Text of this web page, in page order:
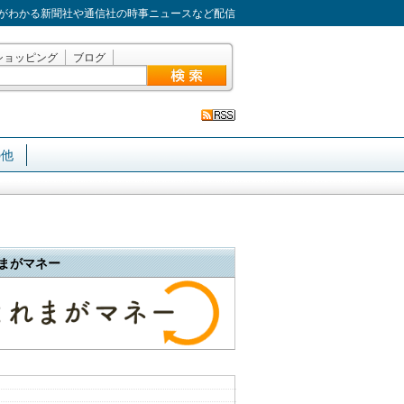
わかる新聞社や通信社の時事ニュースなど配信
ョッピング ブログ
がマネー